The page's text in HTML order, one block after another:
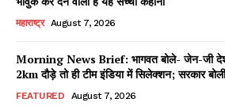
महाराष्ट्र August 7, 2026
Morning News Brief: भागवत बोले- जेन-जी
2km दौड़े तो ही टीम इंडिया में सिलेक्शन; सरकार
FEATURED August 7, 2026